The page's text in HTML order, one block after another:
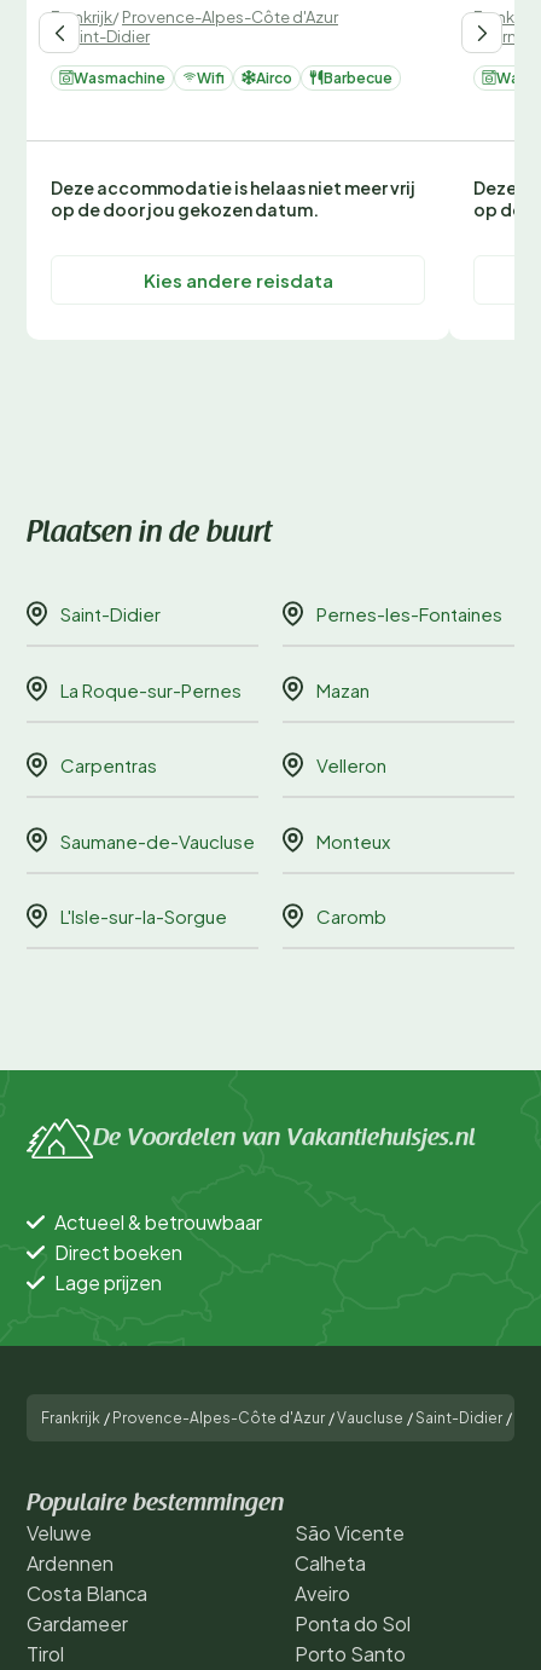
Frankrijk/Provence-Alpes-Côte d'Azur
/Saint-Didier
Wasmachine Wifi Airco Barbecue
Deze accommodatie is helaas niet meer vrij
op de door jou gekozen datum.
Kies andere reisdata
Frankrijk
/
Deze
op de
Plaatsen in de buurt
Saint-Didier Pernes-les-Fontaines
La Roque-sur-Pernes Mazan
Carpentras Velleron
Saumane-de-Vaucluse Monteux
L'Isle-sur-la-Sorgue Caromb
De Voordelen van Vakantiehuisjes.nl
Actueel & betrouwbaar
Direct boeken
Lage prijzen
Frankrijk / Provence-Alpes-Côte d'Azur /Vaucluse /Saint-Didier /
Populaire bestemmingen
Veluwe
Ardennen
Costa Blanca
Gardameer
Tirol
São Vicente
Calheta
Aveiro
Ponta do Sol
Porto Santo